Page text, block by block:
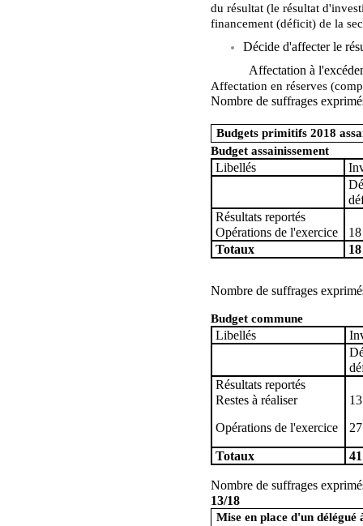
du résultat (le résultat
financement (déficit) de la
Décide d'affecter le
Affectation à l'excédent
Affectation en réserves
Nombre de suffrages
Budgets primitifs 2018
Budget assainissement
Libellés
Résultats reportés
Opérations de l'exercice
Totaux
Nombre de suffrages
Budget commune
Libellés
Résultats reportés
Restes à réaliser
Opérations de l'exercice
Totaux
Nombre de suffrages
13/18
Mise en place d'un délégué